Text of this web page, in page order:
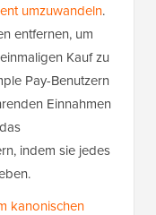
umzuwandeln.
entfernen, um
Kauf zu
Pay-Benutzern
Einnahmen
indem sie jedes
kanonischen